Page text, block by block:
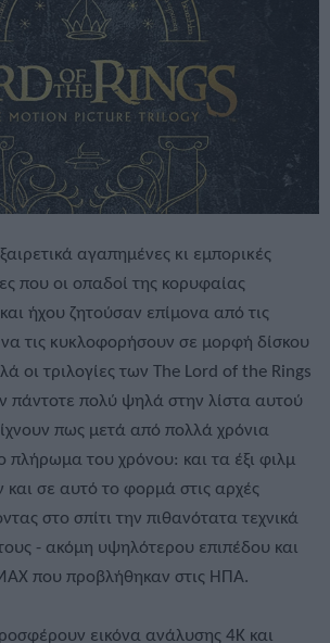
αγαπημένες κι εμπορικές
που οι οπαδοί της κορυφαίας
ήχου ζητούσαν επίμονα από τις
τις κυκλοφορήσουν σε μορφή δίσκου
οι τριλογίες των The Lord of the Rings
πάντοτε πολύ ψηλά στην λίστα αυτού
πως μετά από πολλά χρόνια
πλήρωμα του χρόνου: και τα έξι φιλμ
σε αυτό το φορμά στις αρχές
στο σπίτι την πιθανότατα τεχνικά
- ακόμη υψηλότερου επιπέδου και
που προβλήθηκαν στις ΗΠΑ.
εικόνα ανάλυσης 4Κ και